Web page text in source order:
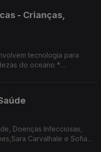
- Crianças,
tecnologia para
do oceano *
Doenças Infecciosas,